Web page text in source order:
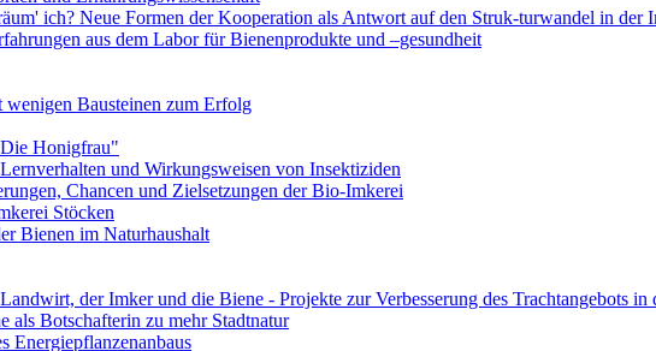
ich? Neue Formen der Kooperation als Antwort auf den Struk-turwandel in der
aus dem Labor für Bienenprodukte und –gesundheit
Bausteinen zum Erfolg
Honigfrau"
und Wirkungsweisen von Insektiziden
Chancen und Zielsetzungen der Bio-Imkerei
Stöcken
Bienen im Naturhaushalt
der Imker und die Biene - Projekte zur Verbesserung des Trachtangebots in
als Botschafterin zu mehr Stadtnatur
Energiepflanzenanbaus